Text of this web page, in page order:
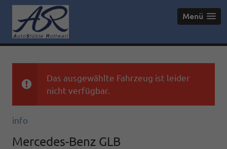
Menü
Das ausgewählte Fahrzeug ist leider
nicht verfügbar.
info
Mercedes-Benz GLB